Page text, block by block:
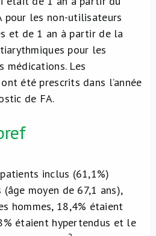
pour les non-utilisateurs
et de 1 an à partir de la
pour les
médications. Les
été prescrits dans l’année
de FA.
inclus (61,1%)
moyen de 67,1 ans),
hommes, 18,4% étaient
étaient hypertendus et le